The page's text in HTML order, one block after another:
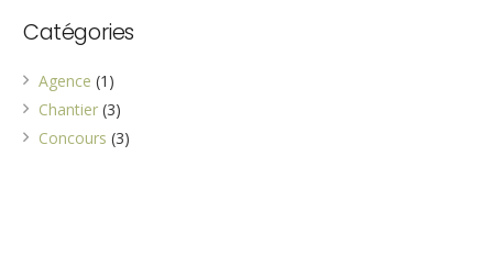
Catégories
Agence (1)
Chantier (3)
Concours (3)